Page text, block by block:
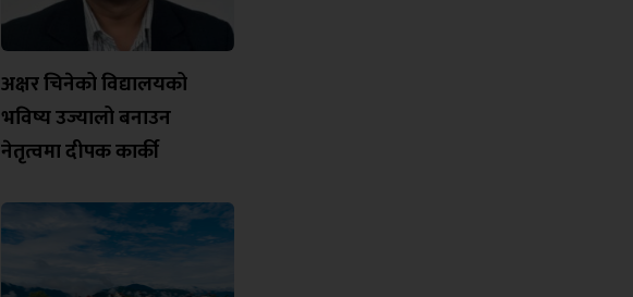
अक्षर चिनेको विद्यालयको
भविष्य उज्यालो बनाउन
नेतृत्वमा दीपक कार्की